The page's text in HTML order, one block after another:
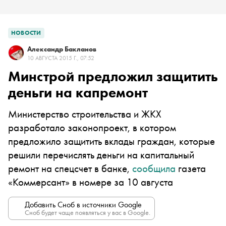
НОВОСТИ
Александр Бакланов
10 АВГУСТА 2015 Г., 07:52
Минстрой предложил защитить
деньги на капремонт
Министерство строительства и ЖКХ
разработало законопроект, в котором
предложило защитить вклады граждан, которые
решили перечислять деньги на капитальный
ремонт на спецсчет в банке, сообщила газета
«Коммерсант» в номере за 10 августа
Добавить Сноб в источники Google
Сноб будет чаще появляться у вас в Google.